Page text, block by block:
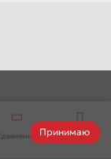
Принимаю
Корзина